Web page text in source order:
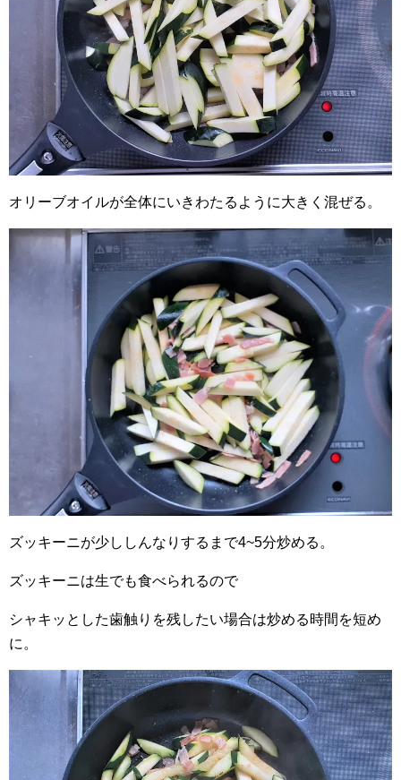
オリーブオイルが全体にいきわたるように大きく混ぜる。
ズッキーニが少ししんなりするまで4~5分炒める。
ズッキーニは生でも食べられるので
シャキッとした歯触りを残したい場合は炒める時間を短め
に。